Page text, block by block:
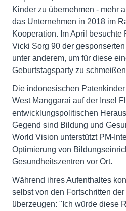
Kinder zu übernehmen - mehr
das Unternehmen in 2018 im
Kooperation. Im April besuchte
Vicki Sorg 90 der
unter anderem, um für diese
Geburtstagsparty zu
Die indonesischen
West Manggarai auf der Insel
entwicklungspolitischen
Gegend sind Bildung und
World Vision unterstützt PM-
Optimierung von
Gesundheitszentren vor Ort.
Während ihres Aufenthaltes
selbst von den Fortschritten
überzeugen: "Ich würde diese